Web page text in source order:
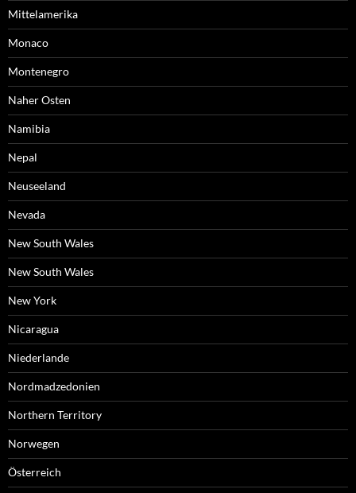
Mittelamerika
Monaco
Montenegro
Naher Osten
Namibia
Nepal
Neuseeland
Nevada
New South Wales
New South Wales
New York
Nicaragua
Niederlande
Nordmadzedonien
Northern Territory
Norwegen
Österreich